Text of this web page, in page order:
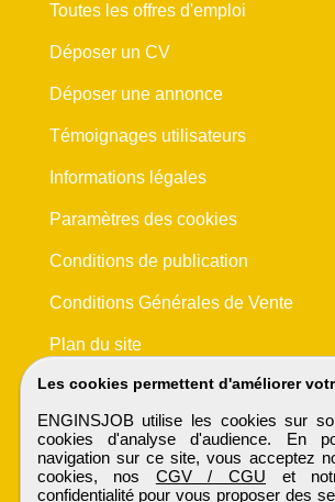
Les cookies permettent d'améliorer
ENGINSJOB utilise les cookies sur
cookies d'analyse d'audience. En
navigation sur ce site, vous acceptez
cookies, nos CGV / CGU et
confidentialitépour vous proposer des
Toutes les offres d'emploi
Déposer un CV
Déposer une annonce
Témoignages utilisateurs
Informations légales
Paramètres des cookies
Conditions de publication
Conditions Générales de Vente
Plan du site